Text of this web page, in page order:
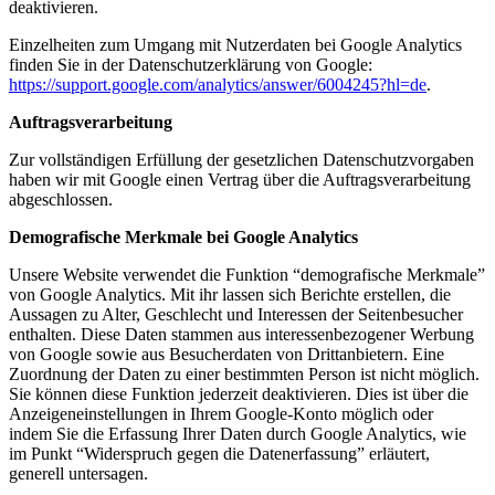
deaktivieren.
Einzelheiten zum Umgang mit Nutzerdaten bei Google Analytics
finden Sie in der Datenschutzerklärung von Google:
https://support.google.com/analytics/answer/6004245?hl=de.
Auftragsverarbeitung
Zur vollständigen Erfüllung der gesetzlichen Datenschutzvorgaben
haben wir mit Google einen Vertrag über die Auftragsverarbeitung
abgeschlossen.
Demografische Merkmale bei Google Analytics
Unsere Website verwendet die Funktion “demografische Merkmale”
von Google Analytics. Mit ihr lassen sich Berichte erstellen, die
Aussagen zu Alter, Geschlecht und Interessen der Seitenbesucher
enthalten. Diese Daten stammen aus interessenbezogener Werbung
von Google sowie aus Besucherdaten von Drittanbietern. Eine
Zuordnung der Daten zu einer bestimmten Person ist nicht möglich.
Sie können diese Funktion jederzeit deaktivieren. Dies ist über die
Anzeigeneinstellungen in Ihrem Google-Konto möglich oder
indem Sie die Erfassung Ihrer Daten durch Google Analytics, wie
im Punkt “Widerspruch gegen die Datenerfassung” erläutert,
generell untersagen.